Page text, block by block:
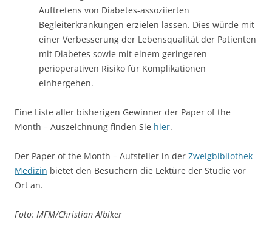
Auftretens von Diabetes-assoziierten
Begleiterkrankungen erzielen lassen. Dies würde mit
einer Verbesserung der Lebensqualität der Patienten
mit Diabetes sowie mit einem geringeren
perioperativen Risiko für Komplikationen
einhergehen.
Eine Liste aller bisherigen Gewinner der Paper of the
Month – Auszeichnung finden Sie hier.
Der Paper of the Month – Aufsteller in der Zweigbibliothek
Medizin bietet den Besuchern die Lektüre der Studie vor
Ort an.
Foto: MFM/Christian Albiker